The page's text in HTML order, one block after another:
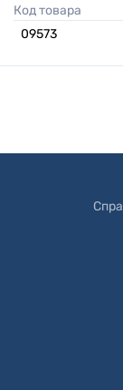
Код товара
09573